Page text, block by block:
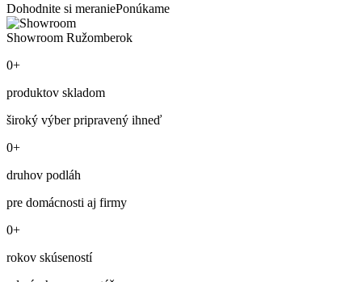
Dohodnite si meraniePonúkame
Showroom Ružomberok
0+
produktov skladom
široký výber pripravený ihneď
0+
druhov podláh
pre domácnosti aj firmy
0+
rokov skúseností